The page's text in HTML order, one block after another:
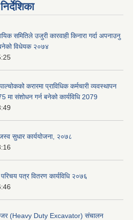
समितिले उजुरी कारवाही किनारा गर्दा अपनाउनु
बनेको विधेयक २०७४
करारमा प्राविधिक कर्मचारी व्यवस्थापन
मा संशोधन गर्न बनेको कार्यविधि 2079
सुधार कार्ययोजना, २०७८
पत्र वितरण कार्यविधि २०७६
(Heavy Duty Excavator) संचालन